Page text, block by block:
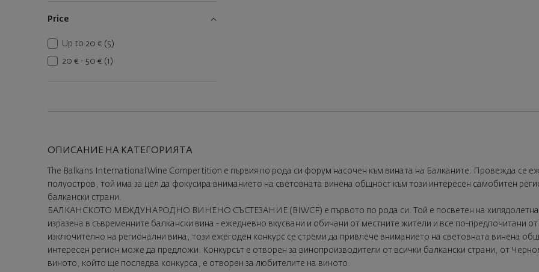
Price
Up to 20 € (5)
20 € - 50 € (1)
ОПИСАНИЕ НА КАТЕГОРИЯТА
The Balkans International Wine Compertition е първия по рода си форум насочен към вината на Балканите. Провежда се
полуостров, той има за цел да фокусира вниманието на световната винена общност към този интересен самобитен
балкански страни.
БАЛКАНСКОТО МЕЖДУНАРОДНО ВИНЕНО СЪСТЕЗАНИЕ (BIWCF) е първото по рода си. Той е посветен на хилядолетната
изразена в съвременните балкански вина - ежедневно вкусвани и обичани от местните жители и все по-предпочитани
изключително на регионални вина, този ежегоден конкурс се стреми да привлече вниманието на световната винена
интересен регион може да предложи. Конкурсът е отворен за винопроизводители от всички балкански страни, от
виното, който ще последва конкурса, е отворен за любителите на виното.